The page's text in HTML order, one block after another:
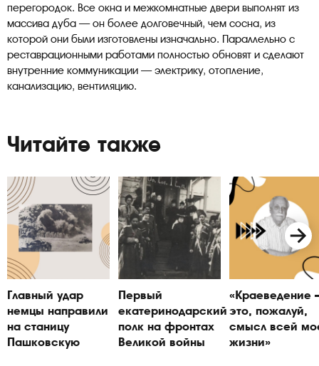
перегородок. Все окна и межкомнатные двери выполнят из
массива дуба — он более долговечный, чем сосна, из
которой они были изготовлены изначально. Параллельно с
реставрационными работами полностью обновят и сделают
внутренние коммуникации — электрику, отопление,
канализацию, вентиляцию.
Читайте также
Главный удар
немцы направили
на станицу
Пашковскую
Первый
екатеринодарский
полк на фронтах
Великой войны
«Краеведение
это, пожалуй,
смысл всей
жизни»